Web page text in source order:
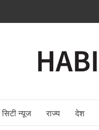
सिटी न्यूज राज्य देश